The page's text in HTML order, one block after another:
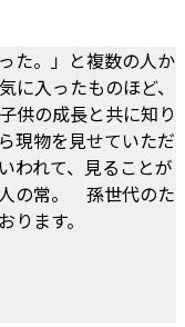
た。」と複数の人か
に入ったものほど、
供の成長と共に知り
現物を見せていただ
われて、見ることが
の常。 孫世代のた
ます。